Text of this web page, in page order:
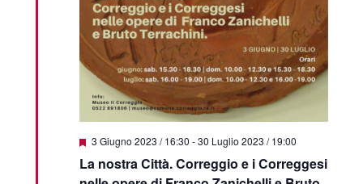
Featured
3 Giugno 2023 / 16:30 -30 Luglio 2023 / 19:00
La nostra Città. Correggio e i Correggesi